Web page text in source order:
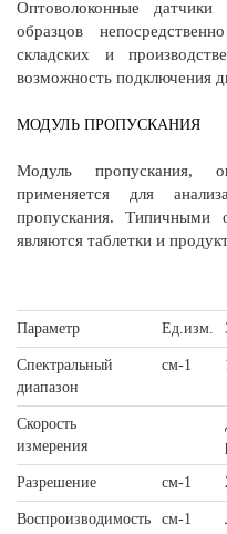
Оптоволоконные датчики
образцов
складских и
возможность подключения
МОДУЛЬ ПРОПУСКАНИЯ
Модуль пропускания,
применяется для
пропускания. Типичными
являются таблетки и
Параметр Ед.изм.
Спектральный
диапазон
см-1
Скорость
измерения
Разрешение см-1
Воспроизводимость
см-1